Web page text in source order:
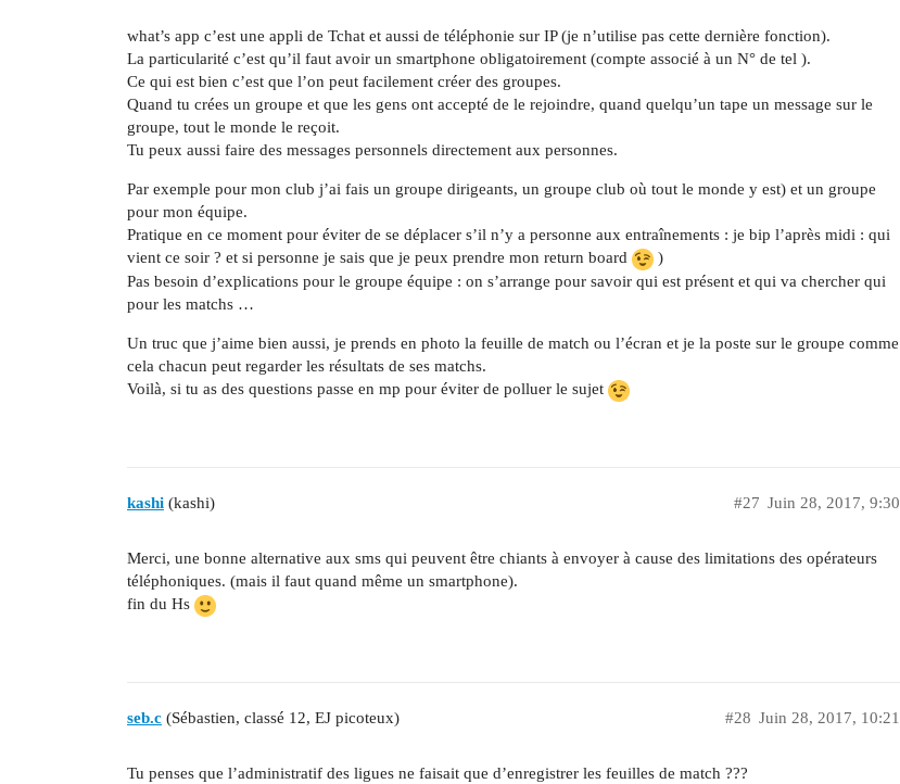
what’s app c’est une appli de Tchat et aussi de téléphonie sur IP (je n’utilise pas cette dernière fonction).
La particularité c’est qu’il faut avoir un smartphone obligatoirement (compte associé à un N° de tel ).
Ce qui est bien c’est que l’on peut facilement créer des groupes.
Quand tu crées un groupe et que les gens ont accepté de le rejoindre, quand quelqu’un tape un message sur le
groupe, tout le monde le reçoit.
Tu peux aussi faire des messages personnels directement aux personnes.
Par exemple pour mon club j’ai fais un groupe dirigeants, un groupe club où tout le monde y est) et un groupe
pour mon équipe.
Pratique en ce moment pour éviter de se déplacer s’il n’y a personne aux entraînements : je bip l’après midi : qui
vient ce soir ? et si personne je sais que je peux prendre mon return board
)
Pas besoin d’explications pour le groupe équipe : on s’arrange pour savoir qui est présent et qui va chercher qui
pour les matchs …
Un truc que j’aime bien aussi, je prends en photo la feuille de match ou l’écran et je la poste sur le groupe comme
cela chacun peut regarder les résultats de ses matchs.
Voilà, si tu as des questions passe en mp pour éviter de polluer le sujet
kashi (kashi) Juin 28, 2017, 9:30
#27
Merci, une bonne alternative aux sms qui peuvent être chiants à envoyer à cause des limitations des opérateurs
téléphoniques. (mais il faut quand même un smartphone).
fin du Hs
seb.c (Sébastien, classé 12, EJ picoteux) Juin 28, 2017, 10:21
#28
Tu penses que l’administratif des ligues ne faisait que d’enregistrer les feuilles de match ???